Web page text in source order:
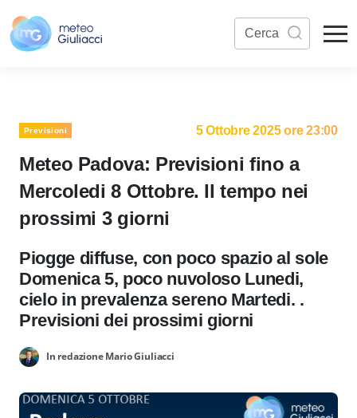
Previsioni 5 Ottobre 2025 ore 23:00
Meteo Padova: Previsioni fino a
Mercoledi 8 Ottobre. Il tempo nei
prossimi 3 giorni
Piogge diffuse, con poco spazio al sole
Domenica 5, poco nuvoloso Lunedi,
cielo in prevalenza sereno Martedi. .
Previsioni dei prossimi giorni
In redazione Mario Giuliacci